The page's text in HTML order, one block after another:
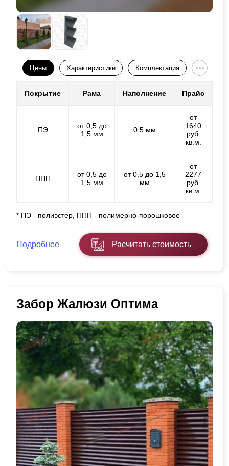
Цены Характеристики Комплектация
Покрытие Рама Наполнение Прайс
ПЭ
от 0,5 до
1,5 мм
0,5 мм
от
1640
руб.
кв.м.
ППП
от 0,5 до
1,5 мм
от 0,5 до 1,5
мм
от
2277
руб.
кв.м.
* ПЭ - полиэстер, ППП - полимерно-порошковое
Подробнее Расчитать стоимость
Забор Жалюзи Оптима